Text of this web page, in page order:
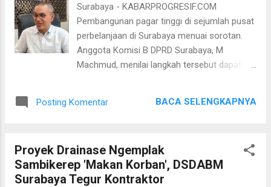
6 Agustus 2026. Di kesempatan ini, Wali Kota
Eri mengimbau kepada warganya untuk tidak
menarik iuran dengan cara memaksa dalam
merayakan HUT RI. Menurutnya, menarik
iuran untuk berpartisipasi menyemarakkan
memaksa. “Saya minta tolong kepada warga
Surabaya - KABARPROGRESIF.COM
Pembangunan pagar tinggi di sejumlah pusat
perbelanjaan di Surabaya menuai sorotan.
Anggota Komisi B DPRD Surabaya, M
Machmud, menilai langkah tersebut dapat
aman. Menurut Machmud, pagar dengan
kekhawatiran berlebihan dari pihak pengelola
mal terhadap potensi gangguan keamanan.
"Saya melihat itu merupakan bentuk
Posting Komentar BACA SELENGKAPNYA
Proyek Drainase Ngemplak
Sambikerep 'Makan Korban', DSDABM
Surabaya Tegur Kontraktor